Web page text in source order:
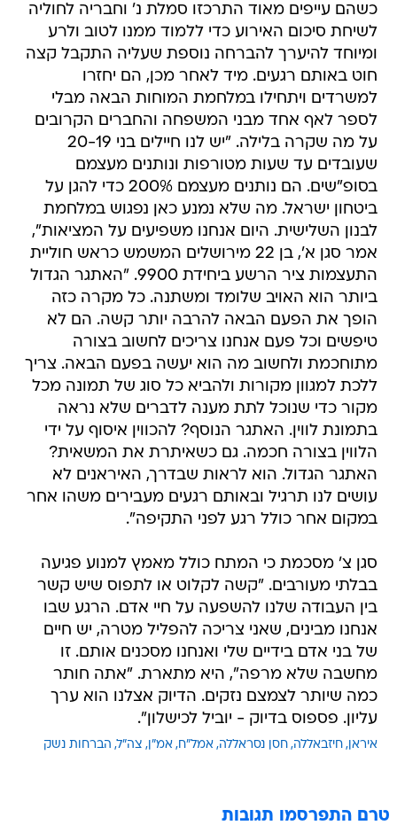
כשהם עייפים מאוד התרכזו סמלת נ' וחבריה לחוליה
לשיחת סיכום האירוע כדי ללמוד ממנו לטוב ולרע
ומיוחד להיערך להברחה נוספת שעליה התקבל קצה
חוט באותם רגעים. מיד לאחר מכן, הם יחזרו
למשרדים ויתחילו במלחמת המוחות הבאה מבלי
לספר לאף אחד מבני המשפחה והחברים הקרובים
על מה שקרה בלילה. "יש לנו חיילים בני 20-19
שעובדים עד שעות מטורפות ונותנים מעצמם
בסופ"שים. הם נותנים מעצמם 200% כדי להגן על
ביטחון ישראל. מה שלא נמנע כאן נפגוש במלחמת
לבנון השלישית. היום אנחנו משפיעים על המציאות",
אמר סגן א', בן 22 מירושלים המשמש כראש חוליית
התעצמות ציר הרשע ביחידת 9900. "האתגר הגדול
ביותר הוא האויב שלומד ומשתנה. כל מקרה כזה
הופך את הפעם הבאה להרבה יותר קשה. הם לא
טיפשים וכל פעם אנחנו צריכים לחשוב בצורה
מתוחכמת ולחשוב מה הוא יעשה בפעם הבאה. צריך
ללכת למגוון מקורות ולהביא כל סוג של תמונה מכל
מקור כדי שנוכל לתת מענה לדברים שלא נראה
בתמונת לווין. האתגר הנוסף? להכווין איסוף על ידי
הלווין בצורה חכמה. גם כשאיתרת את המשאית?
האתגר הגדול. הוא לראות שבדרך, האיראנים לא
עושים לנו תרגיל ובאותם רגעים מעבירים משהו אחר
במקום אחר כולל רגע לפני התקיפה".
סגן צ' מסכמת כי המתח כולל מאמץ למנוע פגיעה
בבלתי מעורבים. "קשה לקלוט או לתפוס שיש קשר
בין העבודה שלנו להשפעה על חיי אדם. הרגע שבו
אנחנו מבינים, שאני צריכה להפליל מטרה, יש חיים
של בני אדם בידיים שלי ואנחנו מסכנים אותם. זו
מחשבה שלא מרפה", היא מתארת. "אתה חותר
כמה שיותר לצמצם נזקים. הדיוק אצלנו הוא ערך
עליון. פספוס בדיוק - יוביל לכישלון".
איראן חיזבאללה חסן נסראללה אמל"ח אמ"ן צה"ל הברחות נשק
טרם התפרסמו תגובות